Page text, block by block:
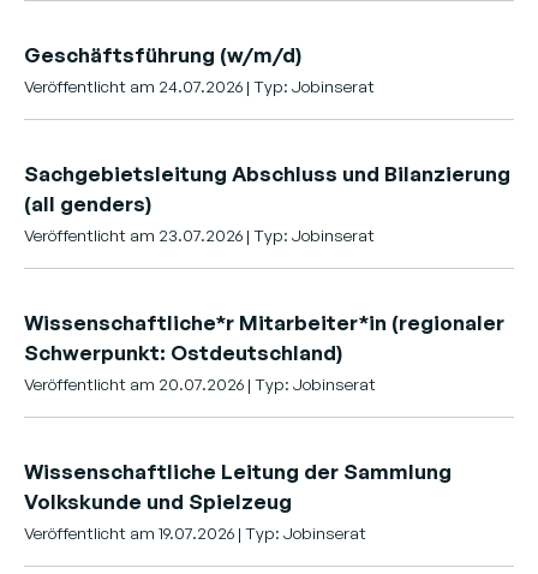
Geschäftsführung (w/m/d)
Veröffentlicht am 24.07.2026 | Typ: Jobinserat
Sachgebietsleitung Abschluss und Bilanzierung
(all genders)
Veröffentlicht am 23.07.2026 | Typ: Jobinserat
Wissenschaftliche*r Mitarbeiter*in (regionaler
Schwerpunkt: Ostdeutschland)
Veröffentlicht am 20.07.2026 | Typ: Jobinserat
Wissenschaftliche Leitung der Sammlung
Volkskunde und Spielzeug
Veröffentlicht am 19.07.2026 | Typ: Jobinserat